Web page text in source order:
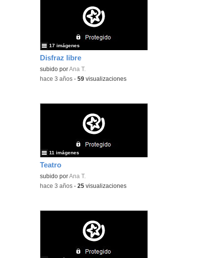
Disfraz libre
subido porAna T.
17 imágenes
-hace 3 años -59 visualizaciones
Teatro
subido porAna T.
11 imágenes
-hace 3 años -25 visualizaciones